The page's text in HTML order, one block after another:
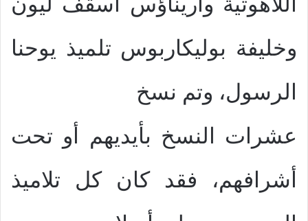
وخليفة بوليكاربوس تلميذ يوحنا
الرسول، وتم نسخ
عشرات النسخ بأيديهم أو تحت
أشرافهم، فقد كان كل تلاميذ